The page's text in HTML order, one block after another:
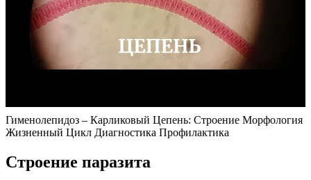
Гименолепидоз – Карликовый Цепень: Строение Морфология
Жизненный Цикл Диагностика Профилактика
Строение паразита